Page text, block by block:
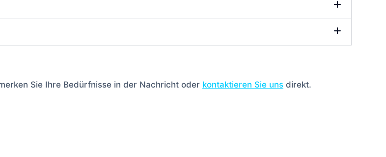
Sie Ihre Bedürfnisse in der Nachricht oder kontaktieren Sie uns direkt.